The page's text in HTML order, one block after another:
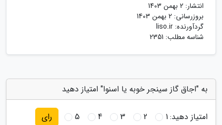
انتشار: 2 بهمن 1403
بروزرسانی: 2 بهمن 1403
گردآورنده: liso.ir
شناسه مطلب: 2351
به "اجاق گاز سینجر خوبه یا اسنوا" امتیاز دهید
امتیاز دهید:1
2
3
4
5 رای